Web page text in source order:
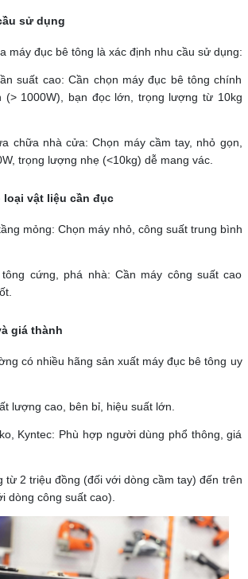
sử dụng
máy đục bê tông là xác định nhu cầu sử dụng:
suất cao: Cần chọn máy đục bê tông chính
(> 1000W), bạn đọc lớn, trọng lượng từ 10kg
chữa nhà cửa: Chọn máy cầm tay, nhỏ gọn,
trọng lượng nhẹ (<10kg) dễ mang vác.
vật liệu cần đục
mỏng: Chọn máy nhỏ, công suất trung bình
cứng, phá nhà: Cần máy công suất cao
giá thành
có nhiều hãng sản xuất máy đục bê tông uy
lượng cao, bên bỉ, hiệu suất lớn.
Kyntec: Phù hợp người dùng phổ thông, giá
từ 2 triệu đồng (đối với dòng cầm tay) đến trên
dòng công suất cao).